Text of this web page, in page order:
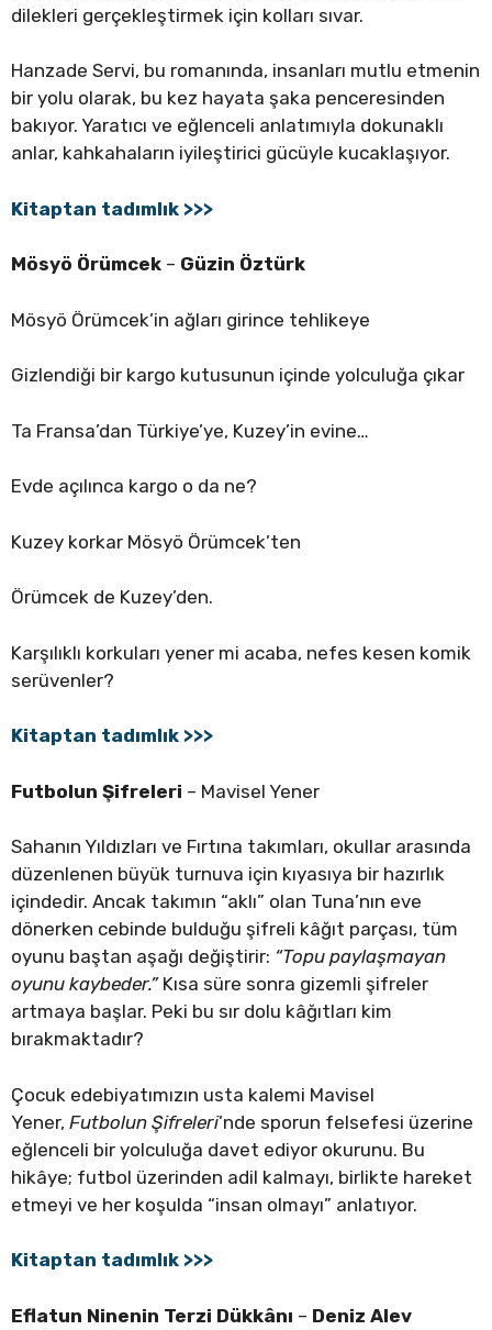
dilekleri gerçekleştirmek için kolları sıvar.
Hanzade Servi, bu romanında, insanları mutlu etmenin
bir yolu olarak, bu kez hayata şaka penceresinden
bakıyor. Yaratıcı ve eğlenceli anlatımıyla dokunaklı
anlar, kahkahaların iyileştirici gücüyle kucaklaşıyor.
Kitaptan tadımlık >>>
Mösyö Örümcek – Güzin Öztürk
Mösyö Örümcek’in ağları girince tehlikeye
Gizlendiği bir kargo kutusunun içinde yolculuğa çıkar
Ta Fransa’dan Türkiye’ye, Kuzey’in evine…
Evde açılınca kargo o da ne?
Kuzey korkar Mösyö Örümcek’ten
Örümcek de Kuzey’den.
Karşılıklı korkuları yener mi acaba, nefes kesen komik
serüvenler?
Kitaptan tadımlık >>>
Futbolun Şifreleri – Mavisel Yener
Sahanın Yıldızları ve Fırtına takımları, okullar arasında
düzenlenen büyük turnuva için kıyasıya bir hazırlık
içindedir. Ancak takımın “aklı” olan Tuna’nın eve
dönerken cebinde bulduğu şifreli kâğıt parçası, tüm
oyunu baştan aşağı değiştirir: “Topu paylaşmayan
oyunu kaybeder.” Kısa süre sonra gizemli şifreler
artmaya başlar. Peki bu sır dolu kâğıtları kim
bırakmaktadır?
Çocuk edebiyatımızın usta kalemi Mavisel
Yener, Futbolun Şifreleri’nde sporun felsefesi üzerine
eğlenceli bir yolculuğa davet ediyor okurunu. Bu
hikâye; futbol üzerinden adil kalmayı, birlikte hareket
etmeyi ve her koşulda “insan olmayı” anlatıyor.
Kitaptan tadımlık >>>
Eflatun Ninenin Terzi Dükkânı – Deniz Alev